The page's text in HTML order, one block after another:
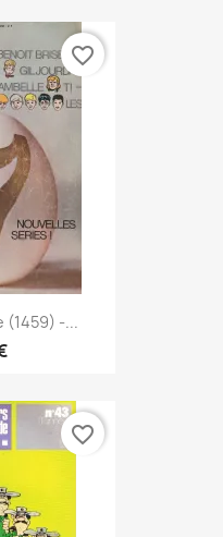
(1459) -...
favorite_border
favorite_border